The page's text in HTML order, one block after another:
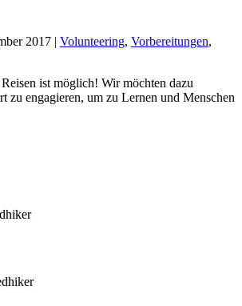
2017 | Volunteering, Vorbereitungen,
ist möglich! Wir möchten dazu
zu engagieren, um zu Lernen und Menschen